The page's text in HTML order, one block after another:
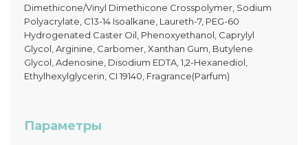
Dimethicone/Vinyl Dimethicone Crosspolymer, Sodium
Polyacrylate, C13-14 Isoalkane, Laureth-7, PEG-60
Hydrogenated Caster Oil, Phenoxyethanol, Caprylyl
Glycol, Arginine, Carbomer, Xanthan Gum, Butylene
Glycol, Adenosine, Disodium EDTA, 1,2-Hexanediol,
Ethylhexylglycerin, CI 19140, Fragrance(Parfum)
Параметры